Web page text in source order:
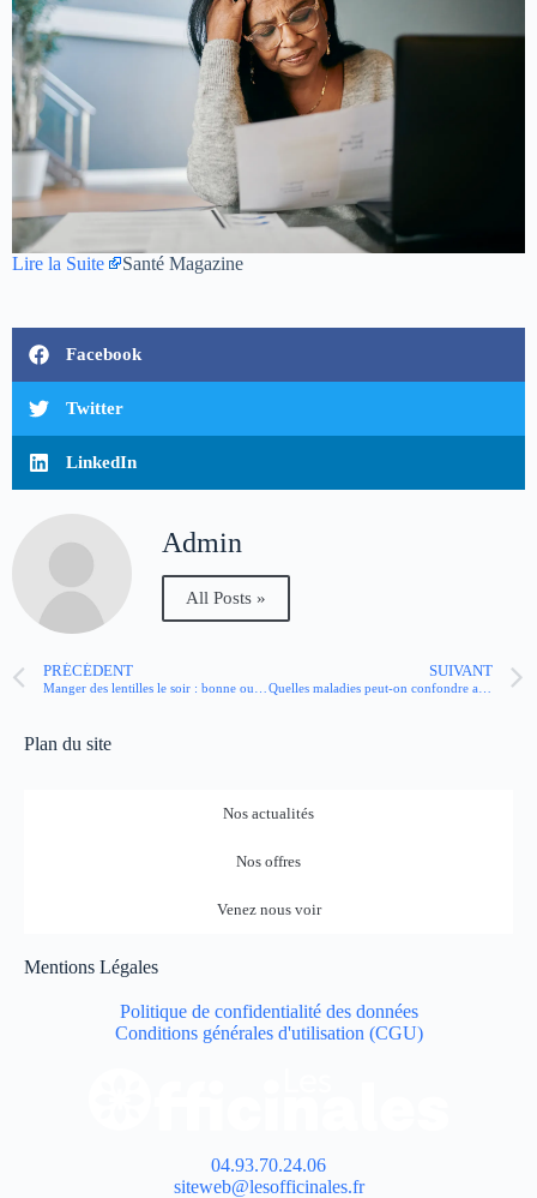
Lire la Suite Santé Magazine
Facebook
Twitter
LinkedIn
Admin
All Posts »
PRÉCÉDENT SUIVANT
Quelles maladies peut-on confondre avec Parkinson ?
Plan du site
Nos actualités
Nos offres
Venez nous voir
Mentions Légales
Politique de confidentialité des données
Conditions générales d'utilisation (CGU)
04.93.70.24.06
siteweb@lesofficinales.fr